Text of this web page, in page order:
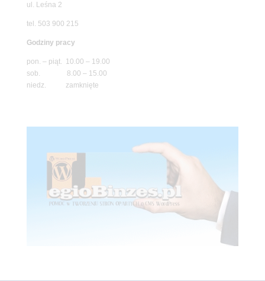
ul. Leśna 2
tel. 503 900 215
Godziny pracy
pon. – piąt. 10.00 – 19.00
sob. 8.00 – 15.00
niedz. zamknięte